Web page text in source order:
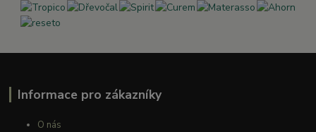
Informace pro zákazníky
O nás